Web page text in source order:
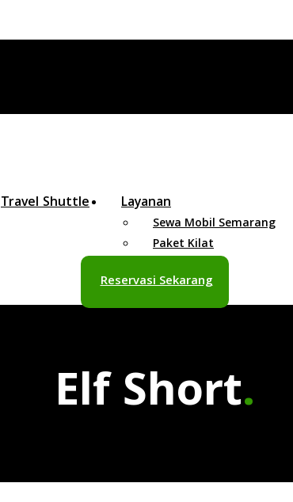
Travel Shuttle Layanan
Sewa Mobil Semarang
Paket Kilat
Reservasi Sekarang
Elf Short.